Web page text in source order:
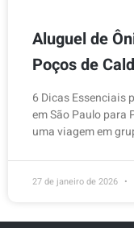
Aluguel de
Poços de
6 Dicas Essenciais
em São Paulo para
uma viagem em
27 de janeiro de 2026